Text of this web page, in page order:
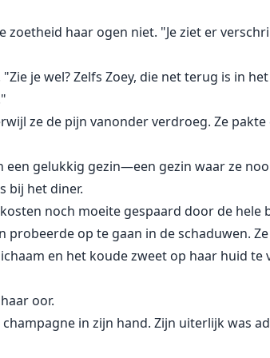
zoetheid haar ogen niet. "Je ziet er
je wel? Zelfs Zoey, die net terug is in
ze de pijn vanonder verdroeg. Ze
gelukkig gezin—een gezin waar ze
bij het diner.
noch moeite gespaard door de hele
probeerde op te gaan in de schaduwen.
en het koude zweet op haar huid te
oor.
in zijn hand. Zijn uiterlijk was